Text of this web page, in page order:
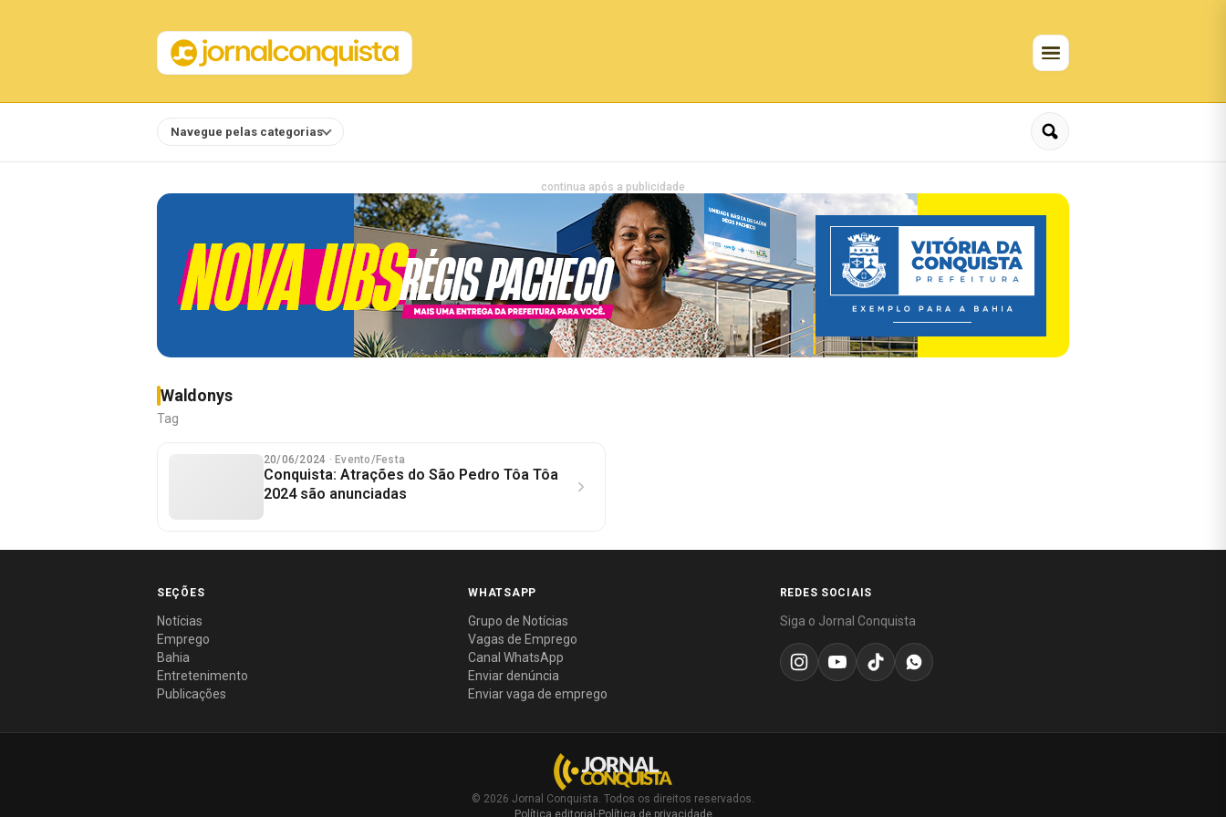
Navegue pelas categorias
continua após a publicidade
Waldonys
Tag
20/06/2024 · Evento/Festa
Conquista: Atrações do São Pedro Tôa Tôa
2024 são anunciadas
SEÇÕES
Notícias
Emprego
Bahia
Entretenimento
Publicações
WHATSAPP
Grupo de Notícias
Vagas de Emprego
Canal WhatsApp
Enviar denúncia
Enviar vaga de emprego
REDES SOCIAIS
Siga o Jornal Conquista
© 2026 Jornal Conquista. Todos os direitos reservados.
Política editorial · Política de privacidade